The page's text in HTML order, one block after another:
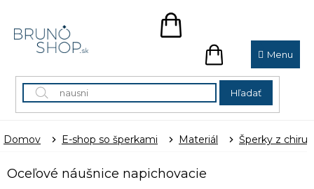
obsah
Hľadať
NÁKUPNÝ
NÁKUPNÝ
KOŠÍK
Domov E-shop so šperkami Materiál Šperky z
Oceľové náušnice napichovacie